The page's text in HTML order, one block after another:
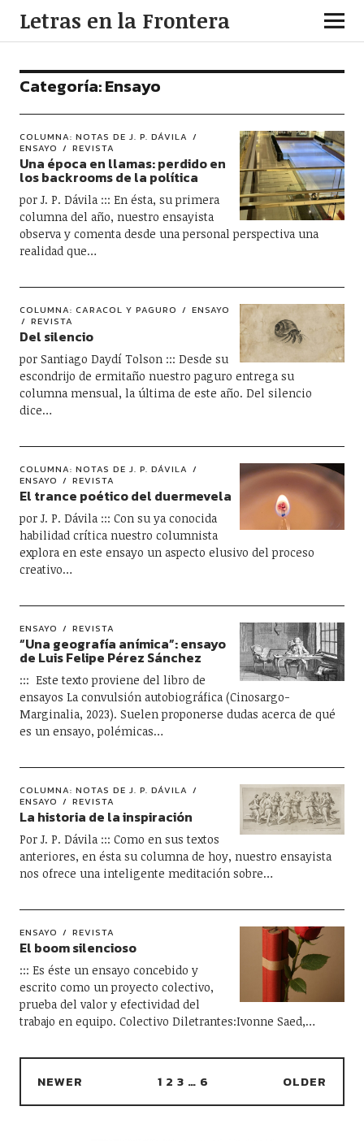
Letras en la Frontera
Categoría:Ensayo
COLUMNA: NOTAS DE J. P. DÁVILA
ENSAYO
REVISTA
Una época en llamas: perdido en
los backrooms de la política
por J. P. Dávila ::: En ésta, su primera
columna del año, nuestro ensayista
observa y comenta desde una personal perspectiva una
realidad que…
COLUMNA: CARACOL Y PAGURO
ENSAYO
REVISTA
Del silencio
por Santiago Daydí Tolson ::: Desde su
escondrijo de ermitaño nuestro paguro entrega su
columna mensual, la última de este año. Del silencio
dice…
COLUMNA: NOTAS DE J. P. DÁVILA
ENSAYO
REVISTA
El trance poético del duermevela
por J. P. Dávila ::: Con su ya conocida
habilidad crítica nuestro columnista
explora en este ensayo un aspecto elusivo del proceso
creativo…
ENSAYO REVISTA
“Una geografía anímica”: ensayo
de Luis Felipe Pérez Sánchez
::: Este texto proviene del libro de
ensayos La convulsión autobiográfica (Cinosargo-
Marginalia, 2023). Suelen proponerse dudas acerca de qué
es un ensayo, polémicas…
COLUMNA: NOTAS DE J. P. DÁVILA
ENSAYO
REVISTA
La historia de la inspiración
Por J. P. Dávila ::: Como en sus textos
anteriores, en ésta su columna de hoy, nuestro ensayista
nos ofrece una inteligente meditación sobre…
ENSAYO REVISTA
El boom silencioso
::: Es éste un ensayo concebido y
escrito como un proyecto colectivo,
prueba del valor y efectividad del
trabajo en equipo. Colectivo Diletrantes:Ivonne Saed,…
NEWER 1 2 3 … 6 OLDER